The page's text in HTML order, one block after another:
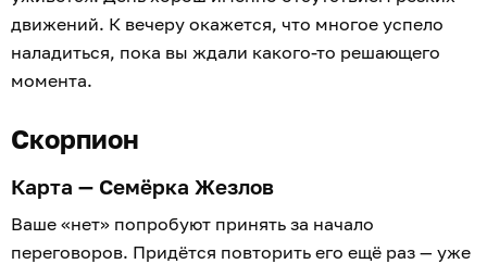
движений. К вечеру окажется, что многое успело
наладиться, пока вы ждали какого-то решающего
момента.
Скорпион
Карта — Семёрка Жезлов
Ваше «нет» попробуют принять за начало
переговоров. Придётся повторить его ещё раз — уже